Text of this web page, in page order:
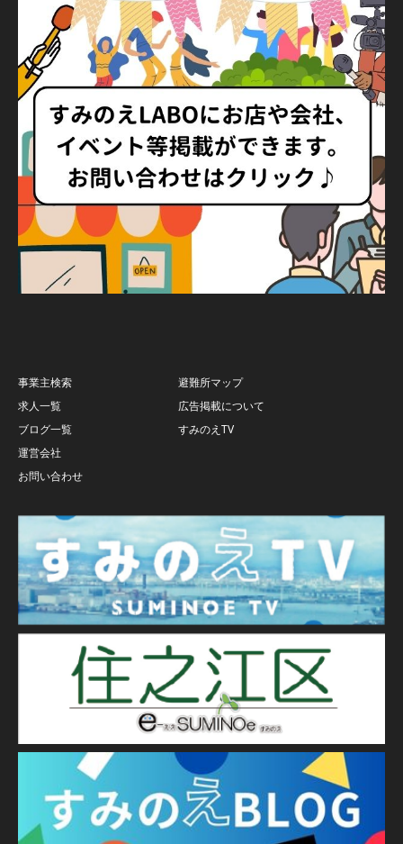
事業主検索
避難所マップ
求人一覧
広告掲載について
ブログ一覧
すみのえTV
運営会社
お問い合わせ